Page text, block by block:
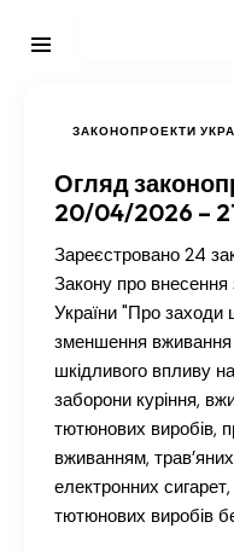
ЗАКОНОПРОЕКТИ
Огляд
20/04/2026 –
Зареєстровано 24
Закону про внесення
України "Про
зменшення вживання
шкідливого впливу
заборони куріння,
тютюнових виробів,
вживанням,
електронних
тютюнових виробів